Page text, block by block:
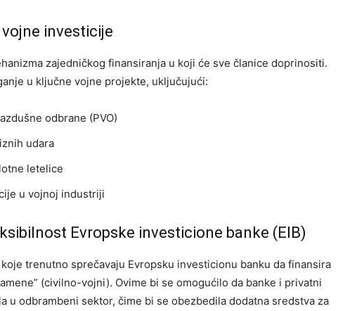
investicije
zajedničkog finansiranja u koji će sve članice doprinositi.
u ključne vojne projekte, uključujući:
odbrane (PVO)
udara
letelice
u vojnoj industriji
Evropske investicione banke (EIB)
trenutno sprečavaju Evropsku investicionu banku da finansira
(civilno-vojni). Ovime bi se omogućilo da banke i privatni
u odbrambeni sektor, čime bi se obezbedila dodatna sredstva za